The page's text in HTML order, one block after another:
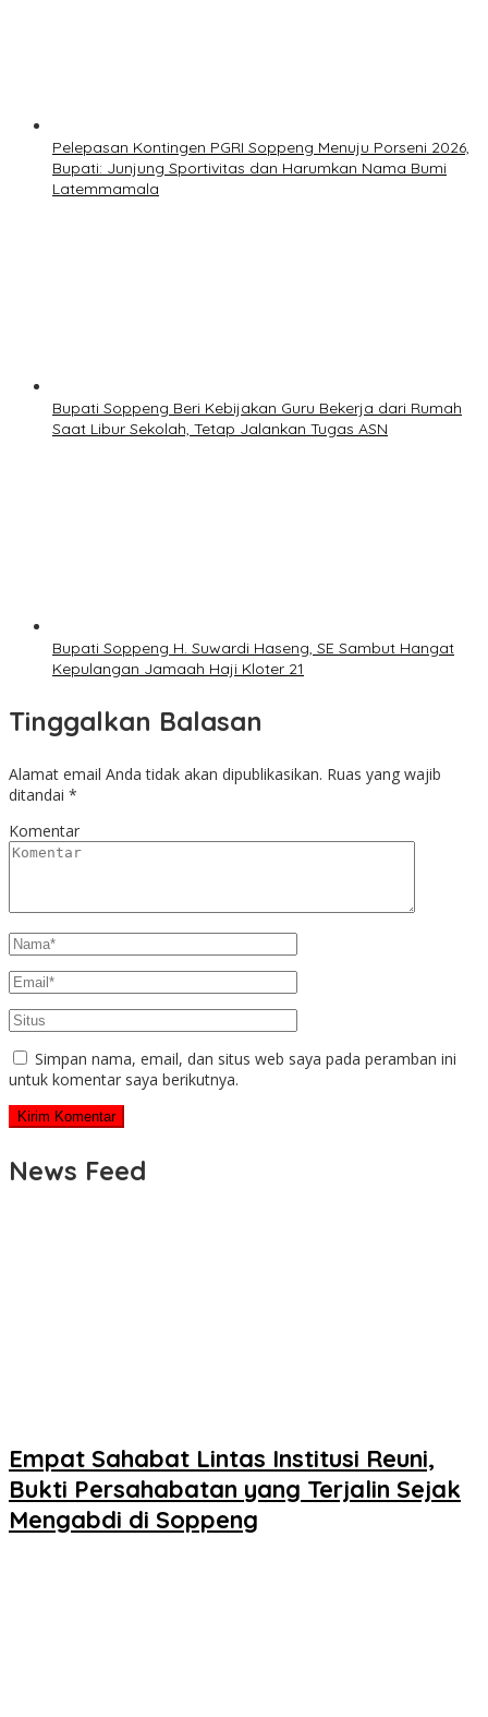
Pelepasan Kontingen PGRI Soppeng Menuju Porseni 2026,
Bupati: Junjung Sportivitas dan Harumkan Nama Bumi
Latemmamala
Bupati Soppeng Beri Kebijakan Guru Bekerja dari Rumah
Saat Libur Sekolah, Tetap Jalankan Tugas ASN
Bupati Soppeng H. Suwardi Haseng, SE Sambut Hangat
Kepulangan Jamaah Haji Kloter 21
Tinggalkan Balasan
Alamat email Anda tidak akan dipublikasikan. Ruas yang wajib
ditandai *
Komentar
Simpan nama, email, dan situs web saya pada peramban ini
untuk komentar saya berikutnya.
News Feed
Empat Sahabat Lintas Institusi Reuni,
Bukti Persahabatan yang Terjalin Sejak
Mengabdi di Soppeng